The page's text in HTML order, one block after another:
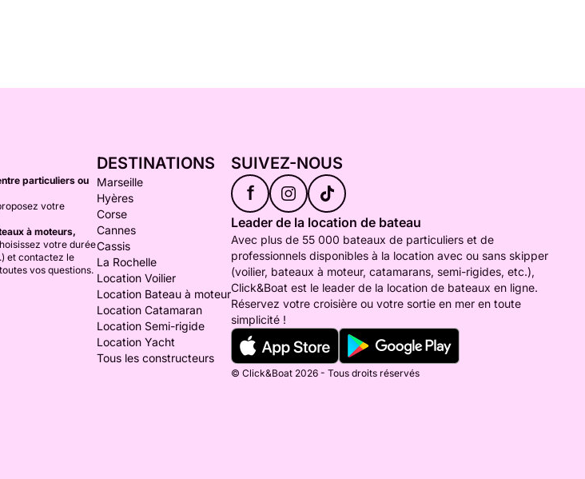
particuliers ou
votre
à moteurs,
votre durée
et contactez le
vos questions.
DESTINATIONS
Marseille
Hyères
Corse
Cannes
Cassis
La Rochelle
Location Voilier
Location Bateau à moteur
Location Catamaran
Location Semi-rigide
Location Yacht
Tous les constructeurs
SUIVEZ-NOUS
f
Leader de la location de bateau
Avec plus de 55 000 bateaux de particuliers et de
professionnels disponibles à la location avec ou sans skipper
(voilier, bateaux à moteur, catamarans, semi-rigides, etc.),
Click&Boat est le leader de la location de bateaux en ligne.
Réservez votre croisière ou votre sortie en mer en toute
simplicité !
© Click&Boat 2026 - Tous droits réservés